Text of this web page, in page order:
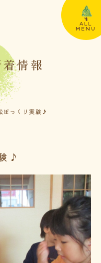
ALL
MENU
情報
っくり実験♪
♪